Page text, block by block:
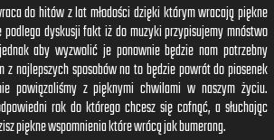
do hitów z lat młodości dzięki którym wracają piękne
dyskusji fakt iż do muzyki przypisujemy mnóstwo
aby wyzwolić je ponownie będzie nam potrzebny
z najlepszych sposobów na to będzie powrót do piosenek
powiązaliśmy z pięknymi chwilami w naszym życiu.
rok do którego chcesz się cofnąć, a słuchając
piękne wspomnienia które wrócą jak bumerang.